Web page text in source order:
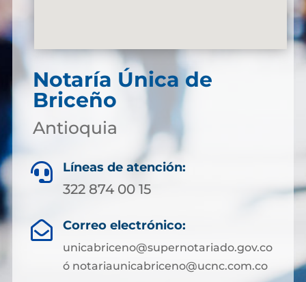
Notaría Única de
Briceño
Antioquia
 Líneas de atención:
322 874 00 15
 Correo electrónico:
unicabriceno@supernotariado.gov.co
ó notariaunicabriceno@ucnc.com.co